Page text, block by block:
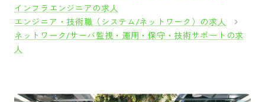
インフラエンジニアの求人
エンジニア・技術職（システム/ネットワーク）の求人
ネットワーク/サーバ監視・運用・保守・技術サポートの求
人